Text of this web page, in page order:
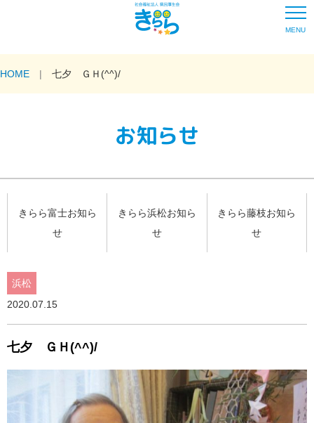
MENU
HOME 七夕 ＧＨ(^^)/
お知らせ
きらら富士お知ら
せ
きらら浜松お知ら
せ
きらら藤枝お知ら
せ
浜松
2020.07.15
七夕 ＧＨ(^^)/